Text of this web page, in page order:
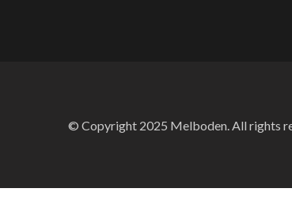
© Copyright 2025 Melboden. All rights